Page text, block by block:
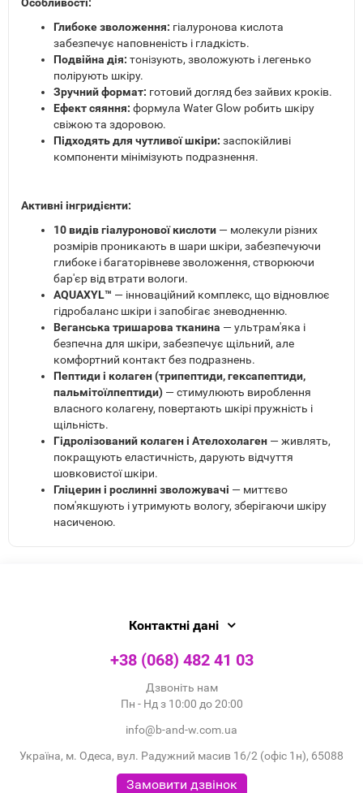
Глибоке зволоження: гіалуронова кислота
забезпечує наповненість і гладкість.
Подвійна дія: тонізують, зволожують і легенько
полірують шкіру.
Зручний формат: готовий догляд без зайвих кроків.
Ефект сяяння: формула Water Glow робить шкіру
свіжою та здоровою.
Підходять для чутливої шкіри: заспокійливі
компоненти мінімізують подразнення.
Активні інгридієнти:
10 видів гіалуронової кислоти — молекули різних
розмірів проникають в шари шкіри, забезпечуючи
глибоке і багаторівневе зволоження, створюючи
бар'єр від втрати вологи.
AQUAXYL™ — інноваційний комплекс, що відновлює
гідробаланс шкіри і запобігає зневодненню.
Веганська тришарова тканина — ультрам'яка і
безпечна для шкіри, забезпечує щільний, але
комфортний контакт без подразнень.
Пептиди і колаген (трипептиди, гексапептиди,
пальмітоїлпептиди) — стимулюють вироблення
власного колагену, повертають шкірі пружність і
щільність.
Гідролізований колаген і Ателохолаген — живлять,
покращують еластичність, дарують відчуття
шовковистої шкіри.
Гліцерин і рослинні зволожувачі — миттєво
пом'якшують і утримують вологу, зберігаючи шкіру
насиченою.
Контактні дані
+38 (068) 482 41 03
Дзвоніть нам
Пн - Нд з 10:00 до 20:00
info@b-and-w.com.ua
Україна, м. Одеса, вул. Радужний масив 16/2 (офіс 1н), 65088
Замовити дзвінок